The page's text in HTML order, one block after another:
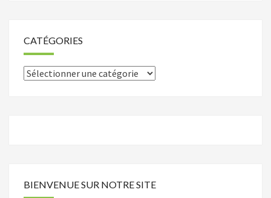
CATÉGORIES
Catégories
BIENVENUE SUR NOTRE SITE